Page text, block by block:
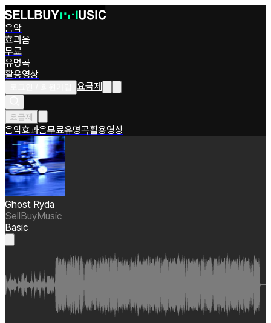
음악
효과음
무료
유명곡
활용영상
요금제
요금제
음악효과음무료유명곡활용영상
Ghost Ryda
SellBuyMusic
Basic